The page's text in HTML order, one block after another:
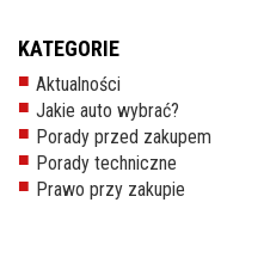
26-
Radom,
Woj.
Mazowieckie
KATEGORIE
Aktualności
Jakie auto wybrać?
Porady przed zakupem
Porady techniczne
Prawo przy zakupie